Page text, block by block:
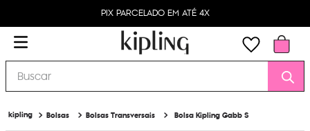
PIX PARCELADO EM ATÉ 4X
Buscar
Bolsas Bolsas Transversais Bolsa Kipling Gabb S